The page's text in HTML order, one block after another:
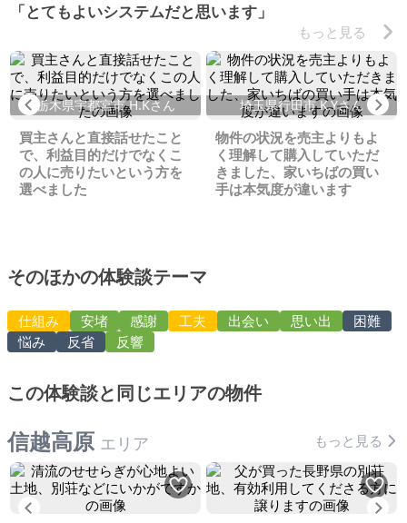
「とてもよいシステムだと思います」
もっと見る
Previous
栃木県宇都宮市 H.Kさん
買主さんと直接話せたこと
で、利益目的だけでなくこ
の人に売りたいという方を
選べました
埼玉県行田市 K.Yさん
物件の状況を売主よりもよ
く理解して購入していただ
きました、家いちばの買い
手は本気度が違います
そのほかの体験談テーマ
仕組み 安堵 感謝 工夫 出会い 思い出
困難
悩み
反省 反響
この体験談と同じエリアの物件
信越高原 エリア もっと見る
Previous